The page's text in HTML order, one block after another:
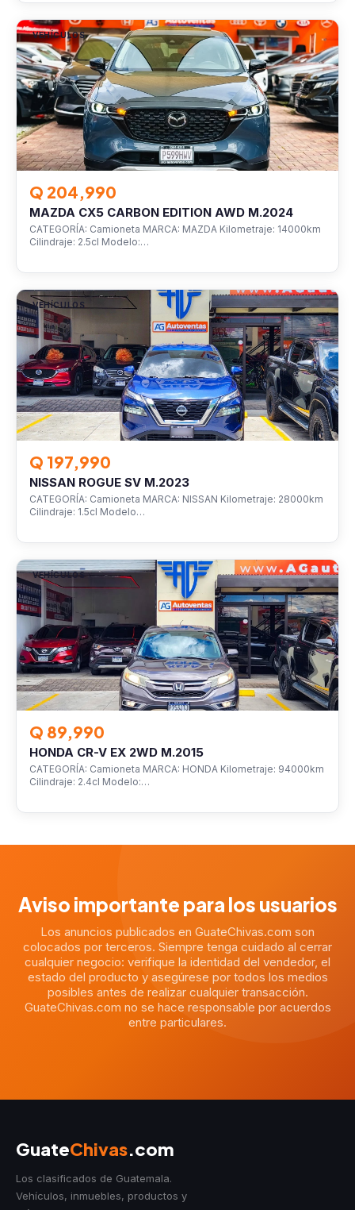
VEHÍCULOS
Q 204,990
MAZDA CX5 CARBON EDITION AWD M.2024
CATEGORÍA: Camioneta MARCA: MAZDA Kilometraje: 14000km
Cilindraje: 2.5cl Modelo:…
VEHÍCULOS
Q 197,990
NISSAN ROGUE SV M.2023
CATEGORÍA: Camioneta MARCA: NISSAN Kilometraje: 28000km
Cilindraje: 1.5cl Modelo…
VEHÍCULOS
Q 89,990
HONDA CR-V EX 2WD M.2015
CATEGORÍA: Camioneta MARCA: HONDA Kilometraje: 94000km
Cilindraje: 2.4cl Modelo:…
Aviso importante para los usuarios
Los anuncios publicados en GuateChivas.com son
colocados por terceros. Siempre tenga cuidado al cerrar
cualquier negocio: verifique la identidad del vendedor, el
estado del producto y asegúrese por todos los medios
posibles antes de realizar cualquier transacción.
GuateChivas.com no se hace responsable por acuerdos
entre particulares.
GuateChivas.com
Los clasificados de Guatemala.
Vehículos, inmuebles, productos y